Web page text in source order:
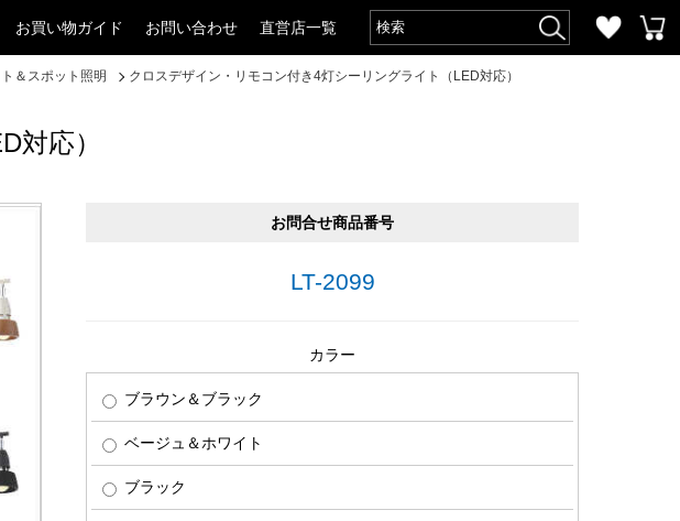
お買い物ガイド お問い合わせ 直営店一覧
＆スポット照明 クロスデザイン・リモコン付き4灯シーリングライト（LED対応）
応）
お問合せ商品番号
LT-2099
カラー
ブラウン＆ブラック
ベージュ＆ホワイト
ブラック